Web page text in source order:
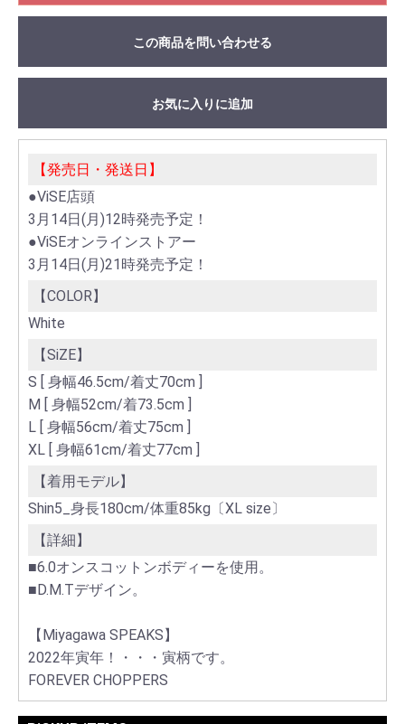
この商品を問い合わせる
お気に入りに追加
【発売日・発送日】
●ViSE店頭
3月14日(月)12時発売予定！
●ViSEオンラインストアー
3月14日(月)21時発売予定！
【COLOR】
White
【SiZE】
S [ 身幅46.5cm/着丈70cm ]
M [ 身幅52cm/着73.5cm ]
L [ 身幅56cm/着丈75cm ]
XL [ 身幅61cm/着丈77cm ]
【着用モデル】
Shin5_身長180cm/体重85kg〔XL size〕
【詳細】
■6.0オンスコットンボディーを使用。
■D.M.Tデザイン。
【Miyagawa SPEAKS】
2022年寅年！・・・寅柄です。
FOREVER CHOPPERS